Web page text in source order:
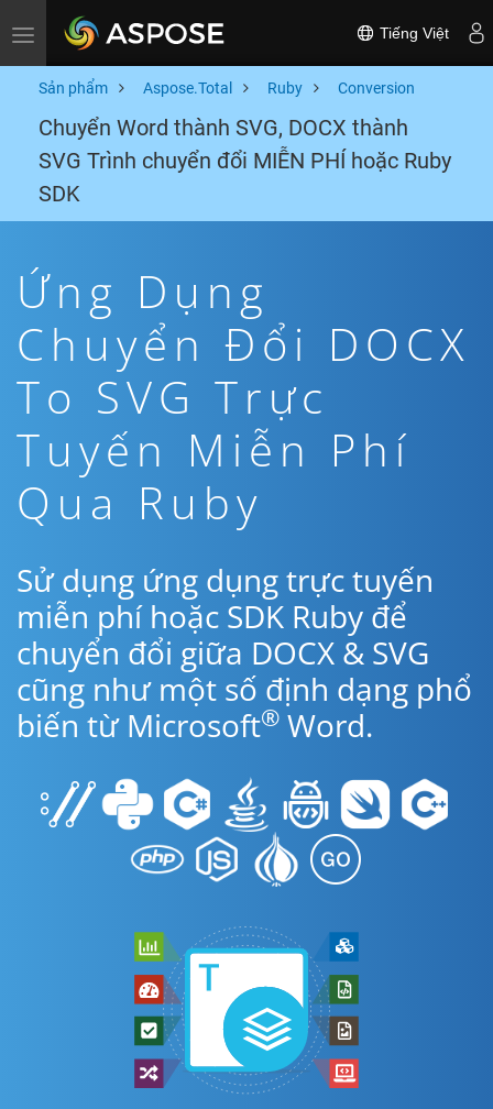
Toggle navigation Tiếng Việt
Sản phẩm Aspose.Total Ruby Conversion
Chuyển Word thành SVG, DOCX thành
SVG Trình chuyển đổi MIỄN PHÍ hoặc Ruby
SDK
Ứng Dụng
Chuyển Đổi DOCX
To SVG Trực
Tuyến Miễn Phí
Qua Ruby
Sử dụng ứng dụng trực tuyến
miễn phí hoặc SDK Ruby để
chuyển đổi giữa DOCX & SVG
cũng như một số định dạng phổ
biến từ Microsoft® Word.